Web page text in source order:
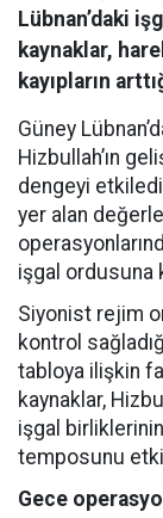
Lübnan’daki
kaynaklar,
kayıpların
Güney
Hizbullah’ın
dengeyi
yer alan
işgal ordusuna
Siyonist rejim
kontrol
tabloya ilişkin
kaynaklar,
işgal birliklerinin
temposunu
Gece